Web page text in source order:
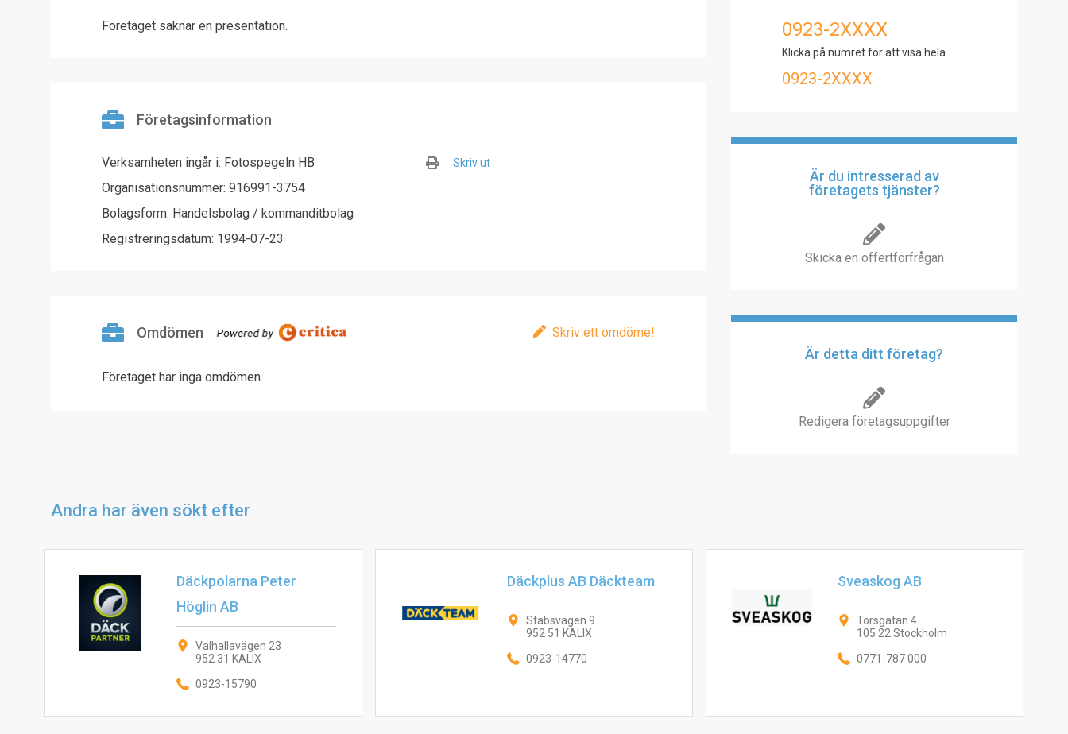
Företaget saknar en presentation.
Företagsinformation
Verksamheten ingår i: Fotospegeln HB
Organisationsnummer: 916991-3754
Bolagsform: Handelsbolag / kommanditbolag
Registreringsdatum: 1994-07-23
Skriv ut
Omdömen Skriv ett omdöme!
Företaget har inga omdömen.
0923-2XXXX
Klicka på numret för att visa hela
0923-2XXXX
Är du intresserad av
företagets tjänster?
Skicka en offertförfrågan
Är detta ditt företag?
Redigera företagsuppgifter
Andra har även sökt efter
Däckpolarna Peter
Höglin AB
Valhallavägen 23
952 31 KALIX
0923-15790
Däckplus AB Däckteam
Stabsvägen 9
952 51 KALIX
0923-14770
Sveaskog AB
Torsgatan 4
105 22 Stockholm
0771-787 000